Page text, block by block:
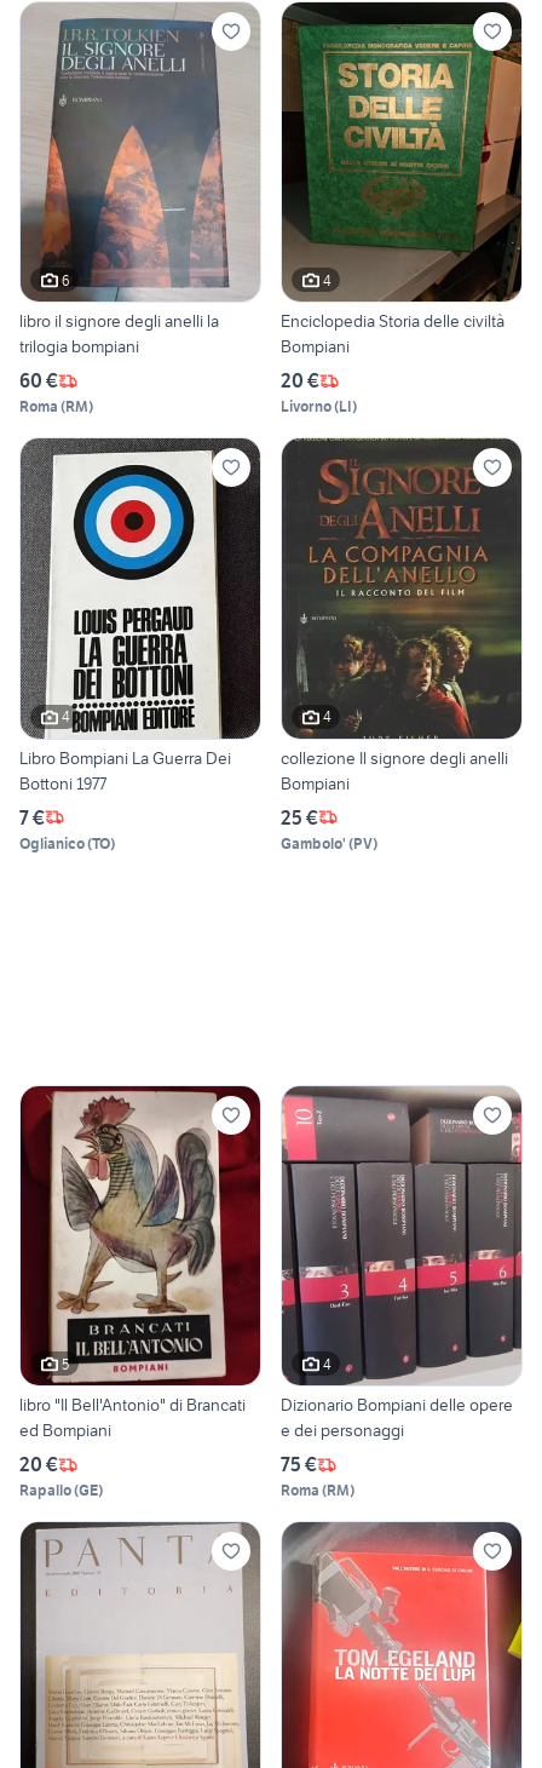
6
libro il signore degli anelli la
trilogia bompiani
60 €
Roma (RM)
4
Enciclopedia Storia delle civiltà
Bompiani
20 €
Livorno(LI)
4
Libro Bompiani La Guerra Dei
Bottoni 1977
7 €
Oglianico(TO)
4
collezione Il signore degli anelli
Bompiani
25 €
Gambolo' (PV)
5
libro "Il Bell'Antonio" di Brancati
ed Bompiani
20 €
Rapallo(GE)
4
Dizionario Bompiani delle opere
e dei personaggi
75 €
Roma (RM)